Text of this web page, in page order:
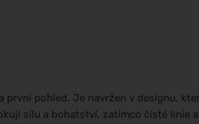
první pohled. Je navržen v designu,
sílu a bohatství, zatímco čisté linie